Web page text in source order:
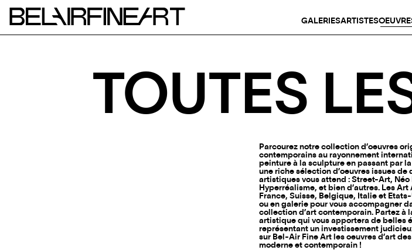
GALERIESARTISTES
TOUTES
Parcourez notre collection d’oeuvres
contemporains au rayonnement
peinture à la sculpture en passant par
une riche sélection d’oeuvres issues
artistiques vous attend : Street-Art,
Hyperréalisme, et bien d’autres. Les
France, Suisse, Belgique, Italie et
ou en galerie pour vous accompagner
collection d’art contemporain. Partez
artistique qui vous apportera de belles
représentant un investissement
sur Bel-Air Fine Art les oeuvres d’art
moderne et contemporain !